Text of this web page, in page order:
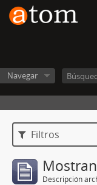
Navegar
Filtros
Descripción